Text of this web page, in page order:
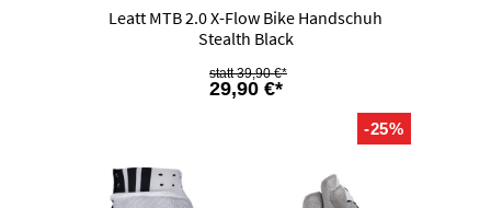
Leatt MTB 2.0 X-Flow Bike Handschuh
Stealth Black
29,90 €*
39,90 €*
-25%